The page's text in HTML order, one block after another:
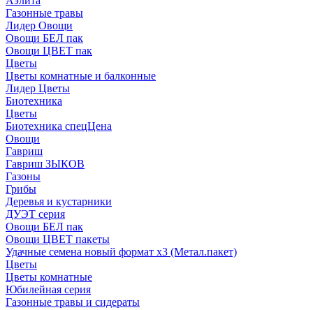
Газонные травы
Лидер Овощи
Овощи БЕЛ пак
Овощи ЦВЕТ пак
Цветы
Цветы комнатные и балконные
Лидер Цветы
Биотехника
Цветы
Биотехника спецЦена
Овощи
Гавриш
Гавриш ЗЫКОВ
Газоны
Грибы
Деревья и кустарники
ДУЭТ серия
Овощи БЕЛ пак
Овощи ЦВЕТ пакеты
Удачные семена новый формат х3 (Метал.пакет)
Цветы
Цветы комнатные
Юбилейная серия
Газонные травы и сидераты